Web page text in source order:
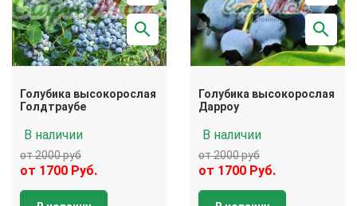
Голубика высокорослая
Голдтраубе
В наличии
от 2000 руб
от 1700 Руб.
Голубика высокорослая
Дарроу
В наличии
от 2000 руб
от 1700 Руб.